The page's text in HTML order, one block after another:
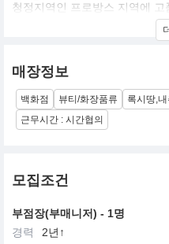
청정지역인 프로방스 지역에
피부에 건강한 아름다움을 선
매장정보
백화점 뷰티/화장품류 록시땅,내
근무시간 : 시간협의
모집조건
부점장(부매니저) - 1명
경력
2년↑